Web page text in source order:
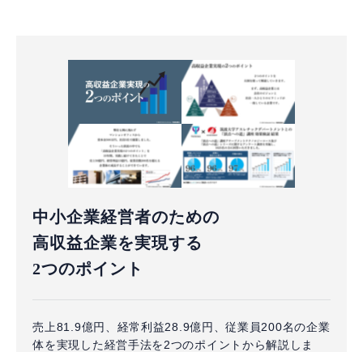
中小企業経営者のための
高収益企業を実現する
2つのポイント
売上81.9億円、経常利益28.9億円、従業員200名の企業
体を実現した経営手法を2つのポイントから解説しま